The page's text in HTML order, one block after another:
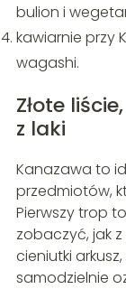
bulion i
kawiarnie przy
wagashi.
Złote
z laki
Kanazawa to
przedmiotów,
Pierwszy trop to
zobaczyć, jak
cieniutki
samodzielnie